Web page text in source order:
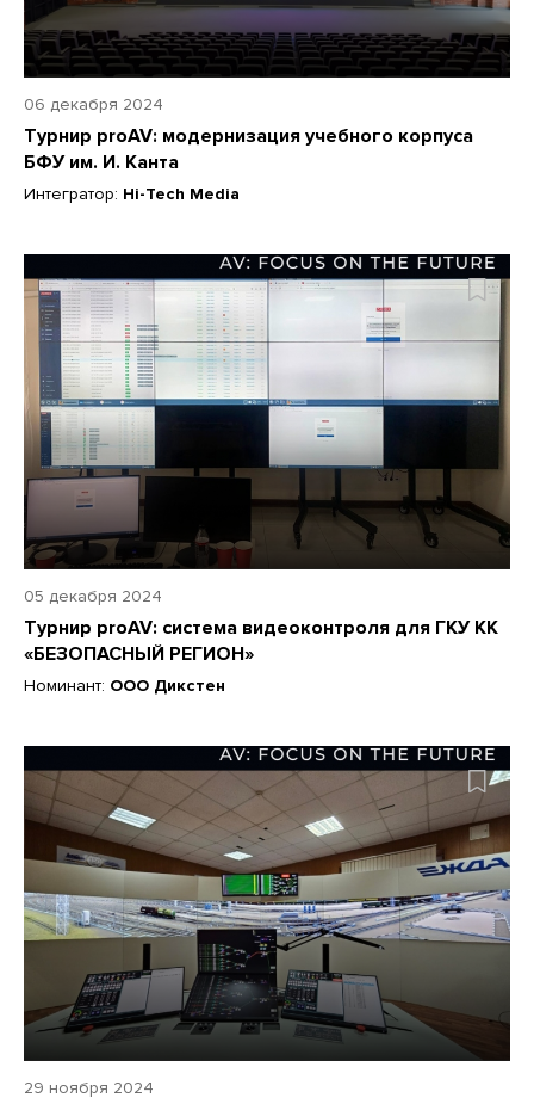
06 декабря 2024
Турнир proAV: модернизация учебного корпуса
БФУ им. И. Канта
Интегратор: Hi-Tech Media
05 декабря 2024
Турнир proAV: cистема видеоконтроля для ГКУ КК
«БЕЗОПАСНЫЙ РЕГИОН»
Номинант: ООО Дикстен
29 ноября 2024